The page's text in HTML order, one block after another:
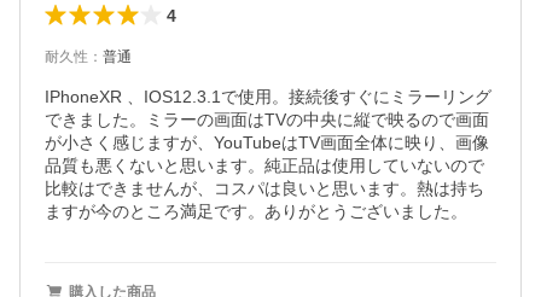
4
耐久性 ： 普通
IPhoneXR 、IOS12.3.1で使用。接続後すぐにミラーリング
できました。ミラーの画面はTVの中央に縦で映るので画面
が小さく感じますが、YouTubeはTV画面全体に映り、画像
品質も悪くないと思います。純正品は使用していないので
比較はできませんが、コスパは良いと思います。熱は持ち
ますが今のところ満足です。ありがとうございました。
購入した商品